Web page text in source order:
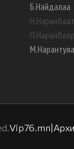
Б.Найдалаа
Н.
П.Наранбаяр
М.
Vip76.mn